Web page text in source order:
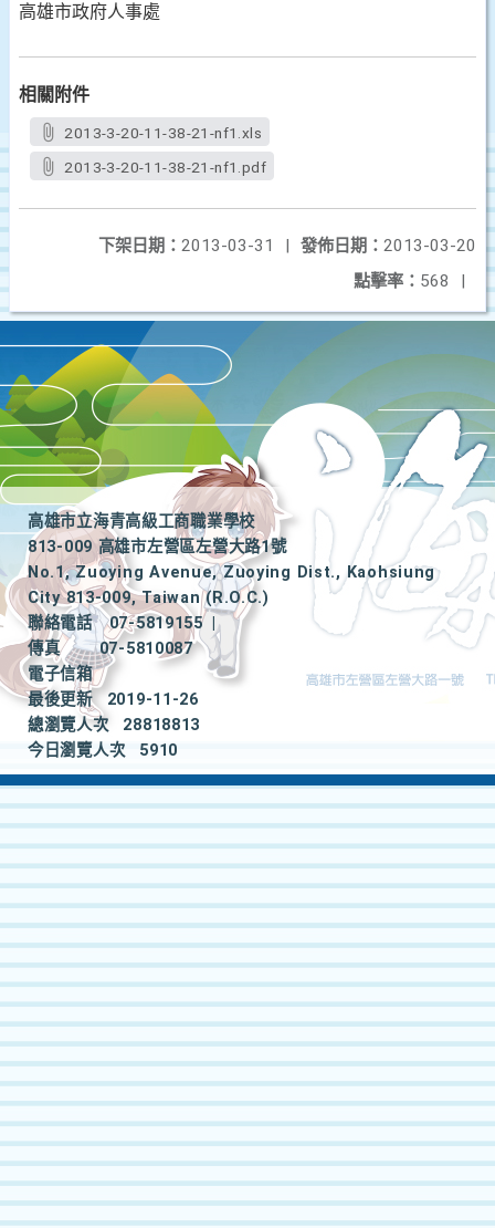
高雄市政府人事處
相關附件
2013-3-20-11-38-21-nf1.xls
2013-3-20-11-38-21-nf1.pdf
發佈日期： 2013-03-20
下架日期： 2013-03-31
|
點擊率： 568 |
高雄市立海青高級工商職業學校
813-009 高雄市左營區左營大路1號
No.1, Zuoying Avenue, Zuoying Dist., Kaohsiung
City 813-009, Taiwan (R.O.C.)
聯絡電話
07-5819155
|
傳真
07-5810087
電子信箱
最後更新
2019-11-26
總瀏覽人次
28818813
今日瀏覽人次
5910